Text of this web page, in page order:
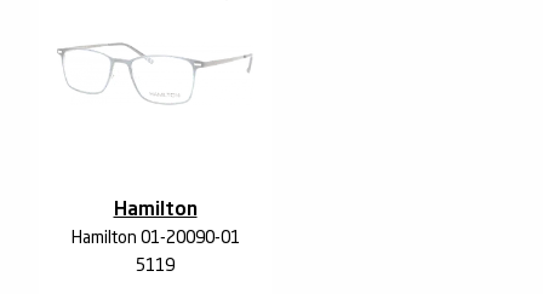
Hamilton
Hamilton 01-20090-01
5119